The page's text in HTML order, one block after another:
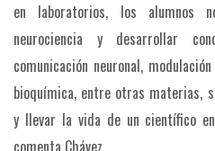
en laboratorios, los alumnos
neurociencia y desarrollar
comunicación neuronal,
bioquímica, entre otras materias,
y llevar la vida de un científico
comenta Chávez.